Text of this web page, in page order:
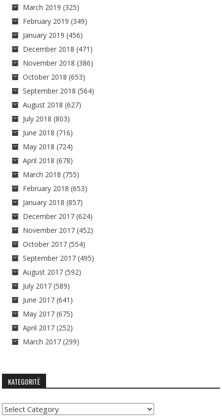
March 2019 (325)
February 2019 (349)
January 2019 (456)
December 2018 (471)
November 2018 (386)
October 2018 (653)
September 2018 (564)
August 2018 (627)
July 2018 (803)
June 2018 (716)
May 2018 (724)
April 2018 (678)
March 2018 (755)
February 2018 (653)
January 2018 (857)
December 2017 (624)
November 2017 (452)
October 2017 (554)
September 2017 (495)
August 2017 (592)
July 2017 (589)
June 2017 (641)
May 2017 (675)
April 2017 (252)
March 2017 (299)
KATEGORITË
Kategoritë